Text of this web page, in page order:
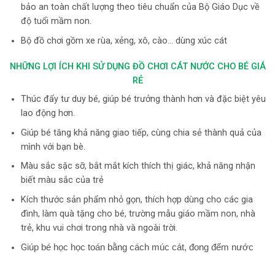
bảo an toàn chất lượng theo tiêu chuẩn của Bộ Giáo Dục về
độ tuổi mầm non.
Bộ đồ chơi gồm xe rùa, xẻng, xô, cào… dùng xúc cát
NHỮNG LỢI ÍCH KHI SỬ DỤNG ĐỒ CHƠI CÁT NƯỚC CHO BÉ GIÁ
RẺ
Thúc đẩy tư duy bé, giúp bé trưởng thành hơn và đặc biệt yêu
lao động hơn.
Giúp bé tăng khả năng giao tiếp, cùng chia sẻ thành quả của
mình với bạn bè.
Màu sắc sặc sỡ, bắt mắt kích thích thị giác, khả năng nhận
biết màu sắc của trẻ
Kích thước sản phẩm nhỏ gọn, thích hợp dùng cho các gia
đình, làm quà tặng cho bé, trường mẫu giáo mầm non, nhà
trẻ, khu vui chơi trong nhà và ngoài trời.
Giúp bé học học toán bằng cách múc cát, đong đếm nước